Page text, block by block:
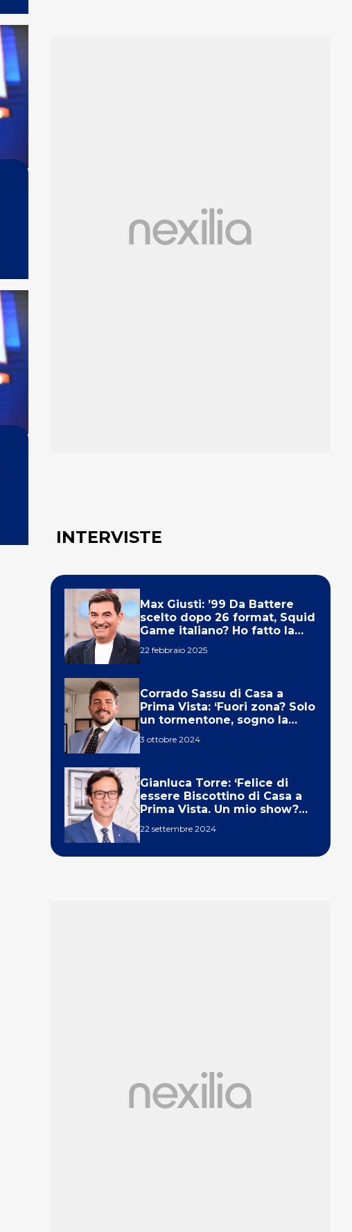
INTERVISTE
Max Giusti: ’99 Da Battere
scelto dopo 26 format, Squid
Game italiano? Ho fatto la
22 febbraio 2025
Corrado Sassu di Casa a
Prima Vista: ‘Fuori zona? Solo
un tormentone, sogno la
3 ottobre 2024
Gianluca Torre: ‘Felice di
essere Biscottino di Casa a
Prima Vista. Un mio show?
22 settembre 2024